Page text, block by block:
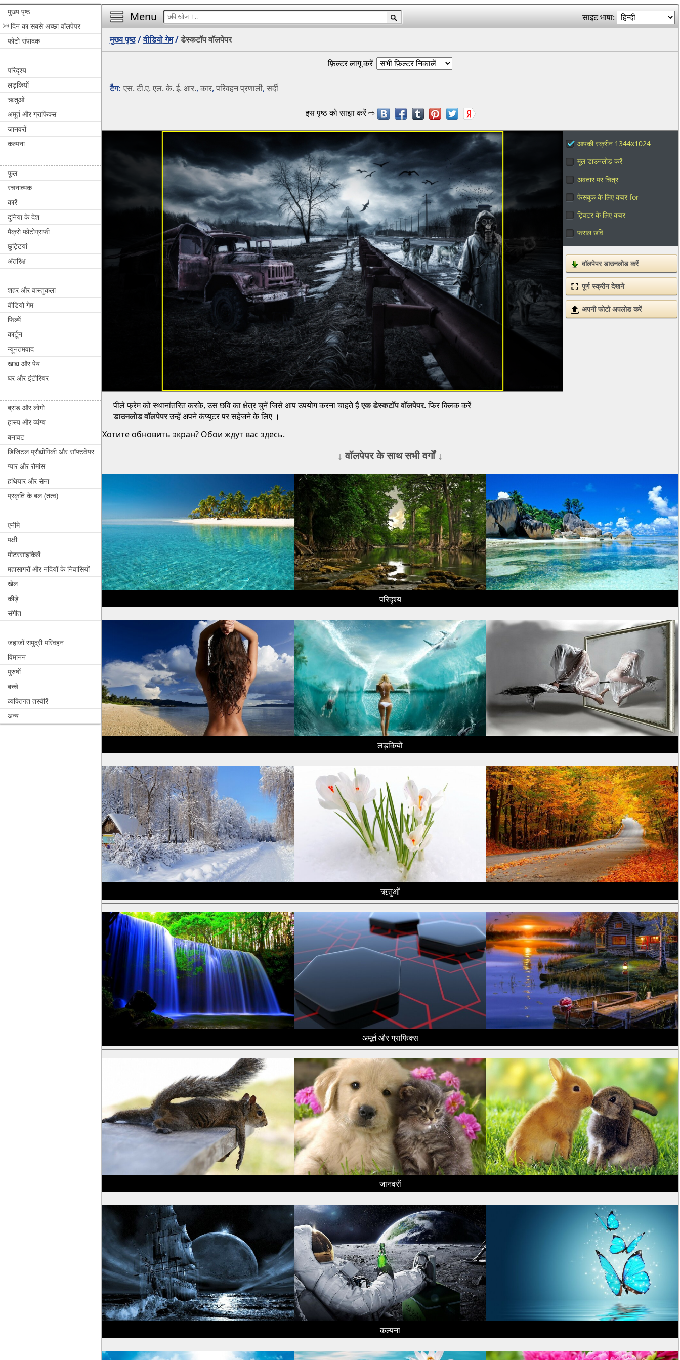
मुख्य पृष्ठ
दिन का सबसे अच्छा वॉलपेपर
फोटो संपादक
परिदृश्य
लड़कियों
ऋतुओं
अमूर्त और ग्राफिक्स
जानवरों
कल्पना
फूल
रचनात्मक
कारें
दुनिया के देश
मैक्रो फोटोग्राफी
छुट्टियां
अंतरिक्ष
शहर और वास्तुकला
वीडियो गेम
फिल्में
कार्टून
न्यूनतमवाद
खाद्य और पेय
घर और इंटीरियर
ब्रांड और लोगो
हास्य और व्यंग्य
बनावट
डिजिटल प्रौद्योगिकी और सॉफ्टवेयर
प्यार और रोमांस
हथियार और सेना
प्रकृति के बल (तत्व)
एनीमे
पक्षी
मोटरसाइकिलें
महासागरों और नदियों के निवासियों
खेल
कीड़े
संगीत
जहाजों समुद्री परिवहन
विमानन
पुरुषों
बच्चे
व्यक्तिगत तस्वीरें
अन्य
Menu
साइट भाषा:
मुख्य पृष्ठ/वीडियो गेम/डेस्कटॉप वॉलपेपर
फ़िल्टर लागू करें
टैग: एस. टी.ए. एल. के. ई. आर., कार, परिवहन प्रणाली, सर्दी
आपकी स्क्रीन 1344x1024
मूल डाउनलोड करें
अवतार पर चित्र
फेसबुक के लिए कवर for
ट्विटर के लिए कवर
फसल छवि
वॉलपेपर डाउनलोड करें
पूर्ण स्क्रीन देखने
अपनी फोटो अपलोड करें
पीले फ्रेम को स्थानांतरित करके, उस छवि का क्षेत्र चुनें जिसे आप उपयोग करना चाहते हैंएक डेस्कटॉप वॉलपेपर. फिर क्लिक करें
डाउनलोड वॉलपेपरउन्हें अपने कंप्यूटर पर सहेजने के लिए ।
Хотите обновить экран? Обои ждут вас здесь.
↓ वॉलपेपर के साथ सभी वर्गों ↓
परिदृश्य
लड़कियों
ऋतुओं
अमूर्त और ग्राफिक्स
जानवरों
कल्पना